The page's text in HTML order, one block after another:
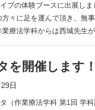
ブの体験ブースに出展し
々に足を運んで頂き、無
療法学科からは西城先生
を開催します！
日
（作業療法学科 第1回 学